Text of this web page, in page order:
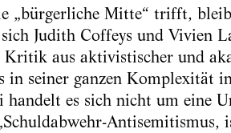
„bürgerliche Mitte“ trifft,
Judith Coffeys und Vivien
aus aktivistischer und
in seiner ganzen Komplexität
handelt es sich nicht um eine
Antisemitismus,